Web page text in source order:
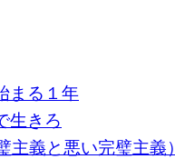
まる１年
生きろ
義と悪い完璧主義）